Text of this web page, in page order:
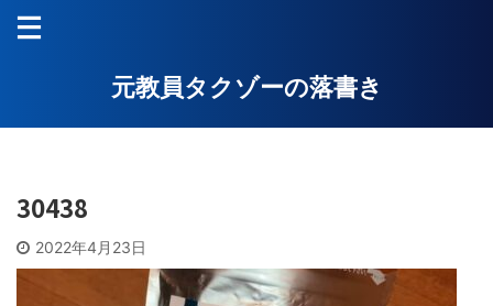
元教員タクゾーの落書き
30438
2022年4月23日